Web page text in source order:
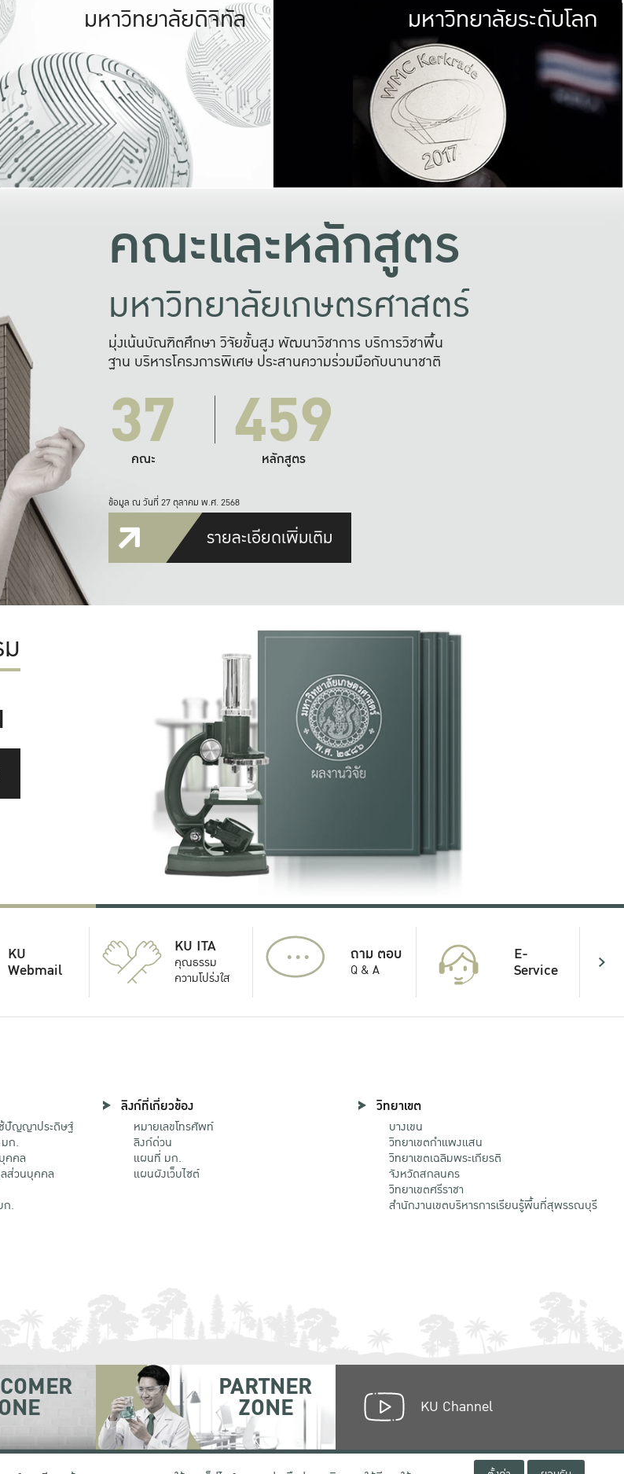
มหาวิทยาลัยรับผิดชอบต่อสังคม
ร่วมมือกับชุมชน เพื่อความกินดีอยู่ดี
และความสุขอย่างยั่งยืน
มองปัญหาในภาพกว้าง
แก้ไขจากปัญหาจุดเล็กๆ
มหาวิทยาลัยดิจิทัล มหาวิทยา
พร้อมที่จ
และผลักดันในการใช้ระบบส
เพื่อการทำงานแ
มหาวิทยาลัยระดับโลก
คณะและหลักสูตร
มหาวิทยาลัยเกษตรศาสตร์
มุ่งเน้นบัณฑิตศึกษา วิจัยขั้นสูง พัฒนาวิชาการ บริการวิชาพื้น
ฐาน บริหารโครงการพิเศษ ประสานความร่วมมือกับนานาชาติ
37
คณะ 459
หลักสูตร
ข้อมูล ณ วันที่ 27 ตุลาคม พ.ศ. 2568
รายละเอียดเพิ่มเติม
KU
Webmail
KU ITA
คุณธรรม
ความโปร่งใส
... ถาม ตอบ
Q & A
E-
Service
ปัญญาประดิษฐ์
มก.
คคล
ส่วนบุคคล
ก.
ลิงก์ที่เกี่ยวข้อง
หมายเลขโทรศัพท์
ลิงก์ด่วน
แผนที่ มก.
แผนผังเว็บไซต์
วิทยาเขต
บางเขน
วิทยาเขตกําแพงแสน
วิทยาเขตเฉลิมพระเกียรติ
จังหวัดสกลนคร
วิทยาเขตศรีราชา
สำนักงานเขตบริหารการเรียนรู้พื้นที่สุพรรณบุรี
PARTNER
ZONE KU Channel